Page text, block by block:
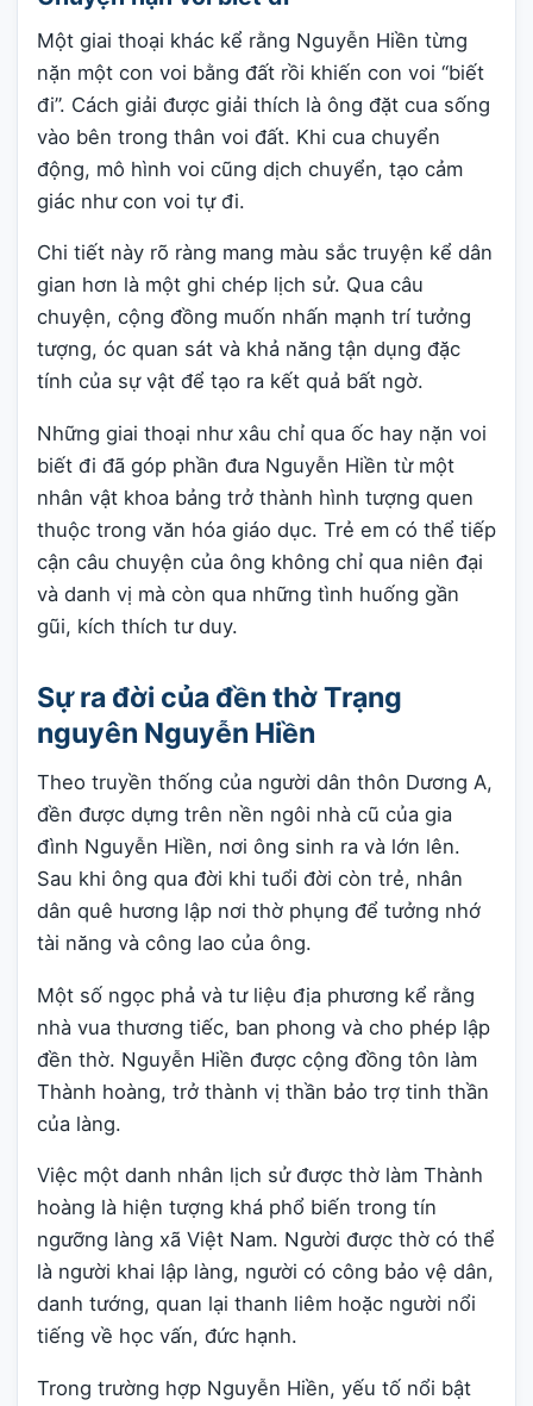
Một giai thoại khác kể rằng Nguyễn Hiền từng
nặn một con voi bằng đất rồi khiến con voi “biết
đi”. Cách giải được giải thích là ông đặt cua sống
vào bên trong thân voi đất. Khi cua chuyển
động, mô hình voi cũng dịch chuyển, tạo cảm
giác như con voi tự đi.
Chi tiết này rõ ràng mang màu sắc truyện kể dân
gian hơn là một ghi chép lịch sử. Qua câu
chuyện, cộng đồng muốn nhấn mạnh trí tưởng
tượng, óc quan sát và khả năng tận dụng đặc
tính của sự vật để tạo ra kết quả bất ngờ.
Những giai thoại như xâu chỉ qua ốc hay nặn voi
biết đi đã góp phần đưa Nguyễn Hiền từ một
nhân vật khoa bảng trở thành hình tượng quen
thuộc trong văn hóa giáo dục. Trẻ em có thể tiếp
cận câu chuyện của ông không chỉ qua niên đại
và danh vị mà còn qua những tình huống gần
gũi, kích thích tư duy.
Sự ra đời của đền thờ Trạng
nguyên Nguyễn Hiền
Theo truyền thống của người dân thôn Dương A,
đền được dựng trên nền ngôi nhà cũ của gia
đình Nguyễn Hiền, nơi ông sinh ra và lớn lên.
Sau khi ông qua đời khi tuổi đời còn trẻ, nhân
dân quê hương lập nơi thờ phụng để tưởng nhớ
tài năng và công lao của ông.
Một số ngọc phả và tư liệu địa phương kể rằng
nhà vua thương tiếc, ban phong và cho phép lập
đền thờ. Nguyễn Hiền được cộng đồng tôn làm
Thành hoàng, trở thành vị thần bảo trợ tinh thần
của làng.
Việc một danh nhân lịch sử được thờ làm Thành
hoàng là hiện tượng khá phổ biến trong tín
ngưỡng làng xã Việt Nam. Người được thờ có thể
là người khai lập làng, người có công bảo vệ dân,
danh tướng, quan lại thanh liêm hoặc người nổi
tiếng về học vấn, đức hạnh.
Trong trường hợp Nguyễn Hiền, yếu tố nổi bật